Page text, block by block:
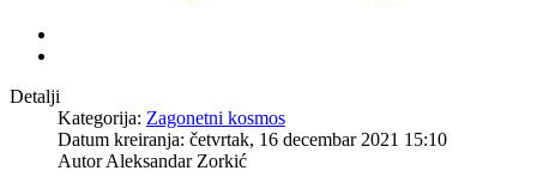
Detalji
Kategorija: Zagonetni kosmos
Datum kreiranja: četvrtak, 16 decembar 2021 15:10
Autor Aleksandar Zorkić